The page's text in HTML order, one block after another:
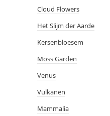
Cloud Flowers
Het Slijm der Aarde
Kersenbloesem
Moss Garden
Venus
Vulkanen
Mammalia